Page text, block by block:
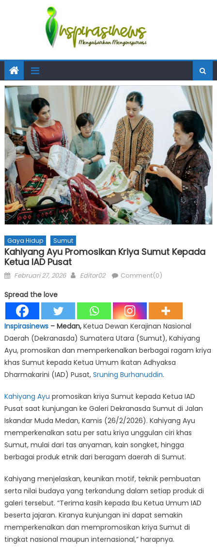
Gaya Hidup Sumut
Kahiyang Ayu Promosikan Kriya Sumut Kepada
Ketua IAD Pusat
Posted
Februari 27, 2026 Author
Editor02 Comment(0)
Spread the love
Inspirasinews– Medan,Ketua Dewan Kerajinan Nasional
Daerah (Dekranasda) Sumatera Utara (Sumut), Kahiyang
Ayu, promosikan dan memperkenalkan berbagai ragam kriya
khas Sumut kepada Ketua Umum Ikatan Adhyaksa
Dharmakarini (IAD) Pusat, Sruning Burhanuddin.
Kahiyang Ayu promosikan kriya Sumut kepada Ketua IAD
Pusat saat kunjungan ke Galeri Dekranasda Sumut di Jalan
Iskandar Muda Medan, Kamis (26/2/2026). Kahiyang Ayu
memperkenalkan satu per satu kriya unggulan ciri khas
Sumut, mulai dari tas anyaman, kain songket, hingga
berbagai produk etnik dari beragam daerah di Sumut.
Kahiyang menjelaskan, keunikan motif, teknik pembuatan
serta nilai budaya yang terkandung dalam setiap produk di
galeri tersebut. “Terima kasih kepada Ibu Ketua Umum IAD
beserta jajaran. Kiranya kunjungan ini dapat semakin
memperkenalkan dan mempromosikan kriya Sumut di
tingkat nasional maupun internasional,” harapnya.